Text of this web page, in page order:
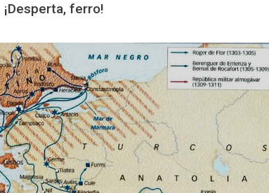
¡Desperta, ferro!